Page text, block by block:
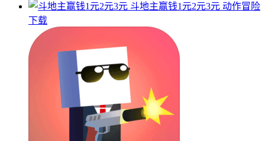
斗地主赢钱1元2元3元 动作冒险
下载